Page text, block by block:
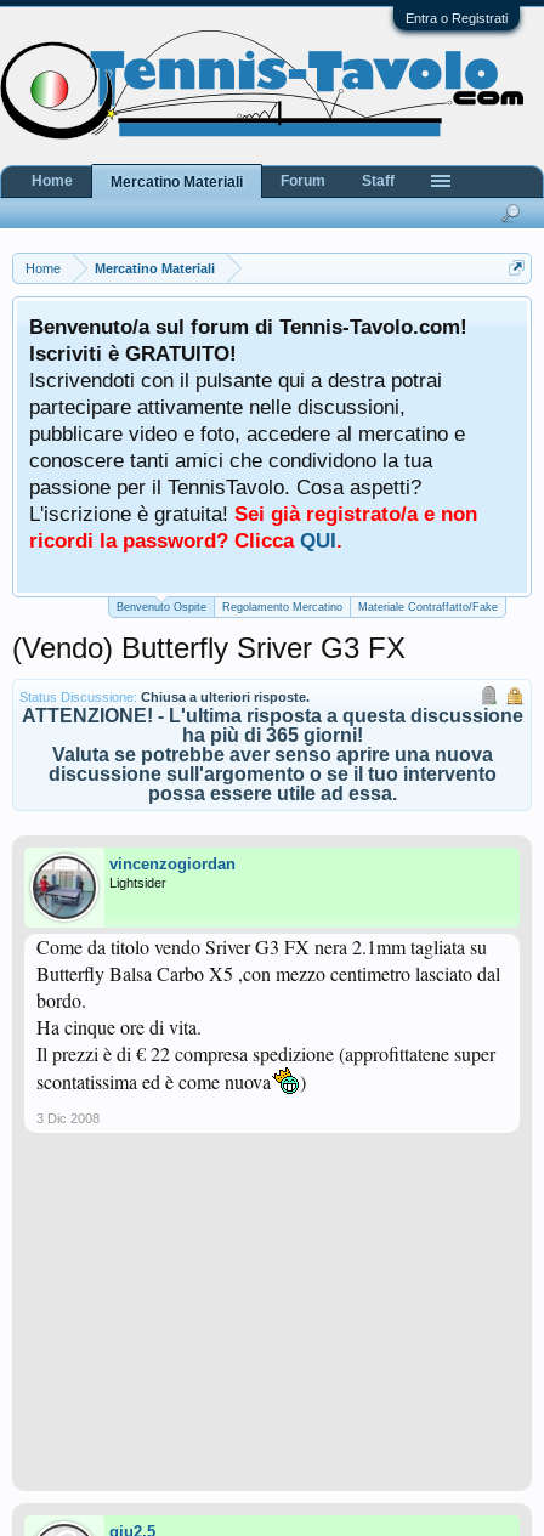
Entra o Registrati
Home Mercatino Materiali
Benvenuto/a sul forum di Tennis-Tavolo.com!
Iscriviti è GRATUITO!
Iscrivendoti con il pulsante qui a destra potrai
partecipare attivamente nelle discussioni,
pubblicare video e foto, accedere al mercatino e
conoscere tanti amici che condividono la tua
passione per il TennisTavolo. Cosa aspetti?
L'iscrizione è gratuita! Sei già registrato/a e non
ricordi la password? Clicca QUI.
Benvenuto Ospite Regolamento Mercatino Materiale Contraffatto/Fake
(Vendo) Butterfly Sriver G3 FX
Status Discussione: Chiusa a ulteriori risposte.
ATTENZIONE! - L'ultima risposta a questa discussione
ha più di 365 giorni!
Valuta se potrebbe aver senso aprire una nuova
discussione sull'argomento o se il tuo intervento
possa essere utile ad essa.
vincenzogiordan
Lightsider
Come da titolo vendo Sriver G3 FX nera 2.1mm tagliata su
Butterfly Balsa Carbo X5 ,con mezzo centimetro lasciato dal
bordo.
Ha cinque ore di vita.
Il prezzi è di € 22 compresa spedizione (approfittatene super
scontatissima ed è come nuova
)
3 Dic 2008
giu2.5
Home Mercatino Materiali Forum Staff